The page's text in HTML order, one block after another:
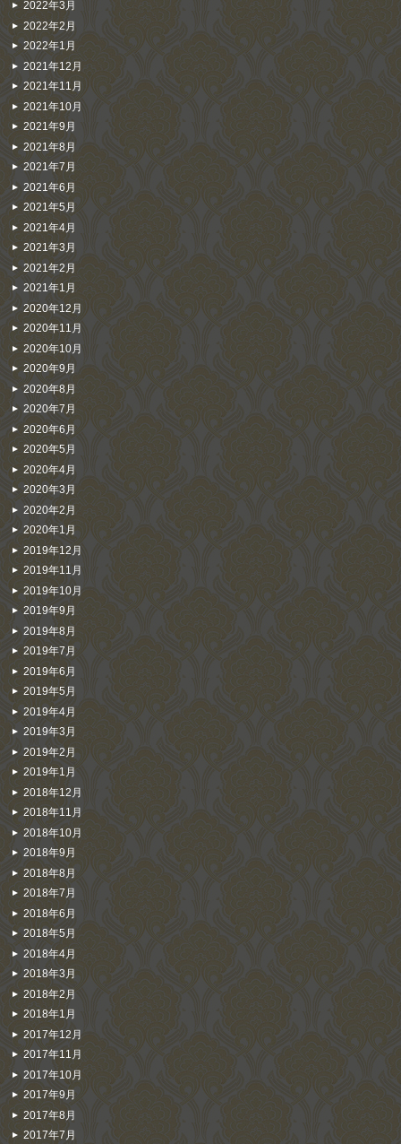
2022年3月
2022年2月
2022年1月
2021年12月
2021年11月
2021年10月
2021年9月
2021年8月
2021年7月
2021年6月
2021年5月
2021年4月
2021年3月
2021年2月
2021年1月
2020年12月
2020年11月
2020年10月
2020年9月
2020年8月
2020年7月
2020年6月
2020年5月
2020年4月
2020年3月
2020年2月
2020年1月
2019年12月
2019年11月
2019年10月
2019年9月
2019年8月
2019年7月
2019年6月
2019年5月
2019年4月
2019年3月
2019年2月
2019年1月
2018年12月
2018年11月
2018年10月
2018年9月
2018年8月
2018年7月
2018年6月
2018年5月
2018年4月
2018年3月
2018年2月
2018年1月
2017年12月
2017年11月
2017年10月
2017年9月
2017年8月
2017年7月